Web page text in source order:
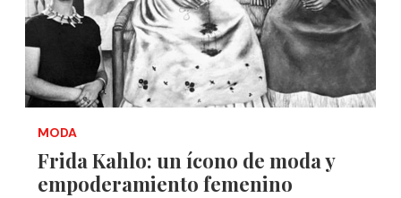
MODA
Frida Kahlo: un ícono de moda y
empoderamiento femenino